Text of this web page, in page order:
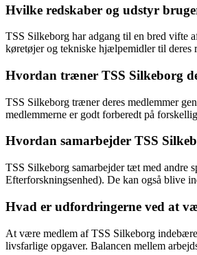
Hvilke redskaber og udstyr
TSS Silkeborg har adgang til en bred vifte
køretøjer og tekniske hjælpemidler til deres
Hvordan træner TSS Silkeborg
TSS Silkeborg træner deres medlemmer
medlemmerne er godt forberedt på
Hvordan samarbejder TSS
TSS Silkeborg samarbejder tæt med andre
Efterforskningsenhed). De kan også blive
Hvad er udfordringerne ved at
At være medlem af TSS Silkeborg
livsfarlige opgaver. Balancen mellem